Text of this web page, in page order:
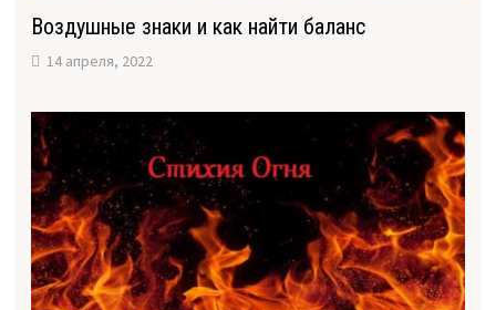
Воздушные знаки и как найти баланс
14 апреля, 2022